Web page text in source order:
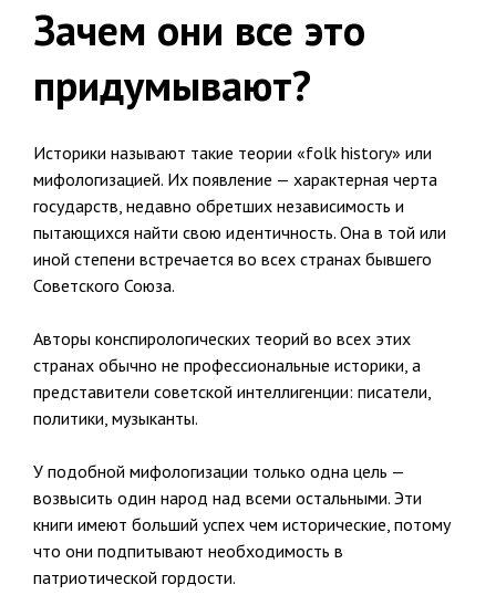
Зачем они все это
придумывают?
Историки называют такие теории «folk history» или
мифологизацией. Их появление — характерная черта
государств, недавно обретших независимость и
пытающихся найти свою идентичность. Она в той или
иной степени встречается во всех странах бывшего
Советского Союза.
Авторы конспирологических теорий во всех этих
странах обычно не профессиональные историки, а
представители советской интеллигенции: писатели,
политики, музыканты.
У подобной мифологизации только одна цель —
возвысить один народ над всеми остальными. Эти
книги имеют больший успех чем исторические, потому
что они подпитывают необходимость в
патриотической гордости.